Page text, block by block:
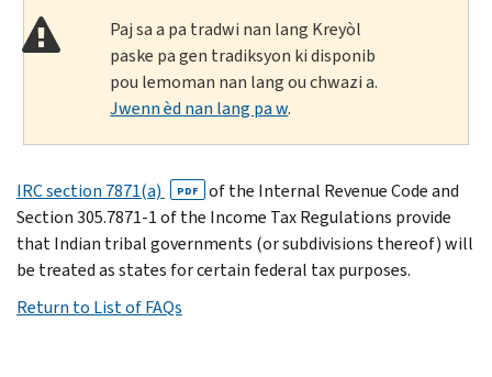
Paj sa a pa tradwi nan lang Kreyòl
paske pa gen tradiksyon ki disponib
pou lemoman nan lang ou chwazi a.
Jwenn èd nan lang pa w.
IRC section 7871(a) PDF
of the Internal Revenue Code and
Section 305.7871-1 of the Income Tax Regulations provide
that Indian tribal governments (or subdivisions thereof) will
be treated as states for certain federal tax purposes.
Return to List of FAQs